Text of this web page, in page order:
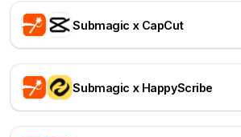
Submagic x CapCut
Submagic x HappyScribe